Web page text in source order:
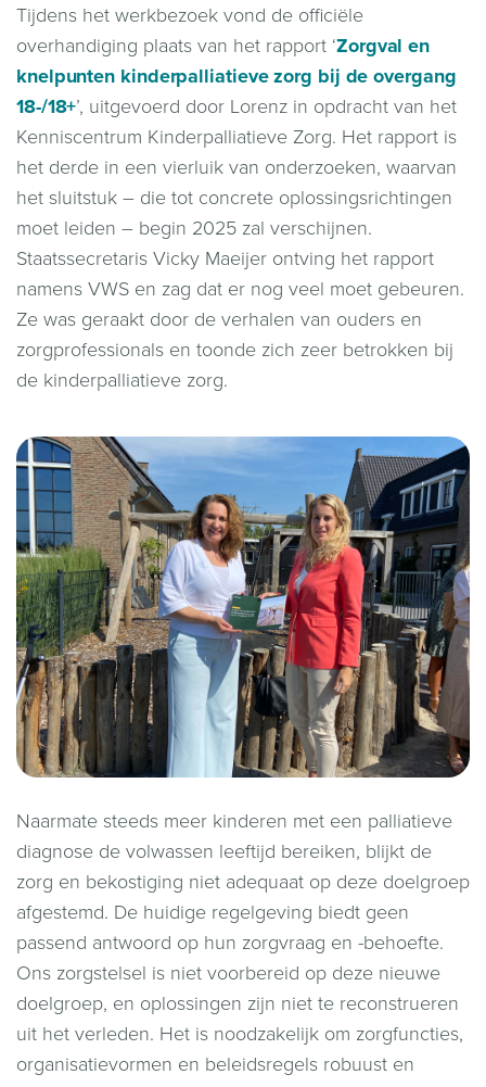
Tijdens het werkbezoek vond de officiële
overhandiging plaats van het rapport ‘Zorgval en
knelpunten kinderpalliatieve zorg bij de overgang
18-/18+’, uitgevoerd door Lorenz in opdracht van het
Kenniscentrum Kinderpalliatieve Zorg. Het rapport is
het derde in een vierluik van onderzoeken, waarvan
het sluitstuk – die tot concrete oplossingsrichtingen
moet leiden – begin 2025 zal verschijnen.
Staatssecretaris Vicky Maeijer ontving het rapport
namens VWS en zag dat er nog veel moet gebeuren.
Ze was geraakt door de verhalen van ouders en
zorgprofessionals en toonde zich zeer betrokken bij
de kinderpalliatieve zorg.
Naarmate steeds meer kinderen met een palliatieve
diagnose de volwassen leeftijd bereiken, blijkt de
zorg en bekostiging niet adequaat op deze doelgroep
afgestemd. De huidige regelgeving biedt geen
passend antwoord op hun zorgvraag en -behoefte.
Ons zorgstelsel is niet voorbereid op deze nieuwe
doelgroep, en oplossingen zijn niet te reconstrueren
uit het verleden. Het is noodzakelijk om zorgfuncties,
organisatievormen en beleidsregels robuust en